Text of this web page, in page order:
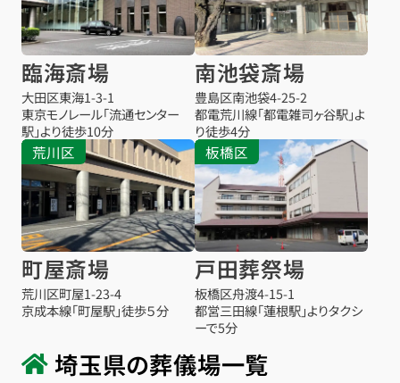
臨海斎場
大田区東海1-3-1
東京モノレール「流通センター
駅」より徒歩10分
南池袋斎場
豊島区南池袋4-25-2
都電荒川線「都電雑司ヶ谷駅」よ
り徒歩4分
荒川区
町屋斎場
荒川区町屋1-23-4
京成本線「町屋駅」徒歩５分
板橋区
戸田葬祭場
板橋区舟渡4-15-1
都営三田線「蓮根駅」よりタクシ
ーで5分
埼玉県の葬儀場一覧